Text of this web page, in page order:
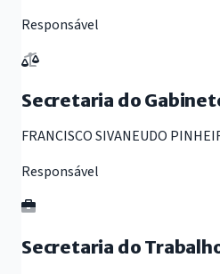
Responsável
Secretaria do
FRANCISCO SIVANEUDO
Responsável
Secretaria do